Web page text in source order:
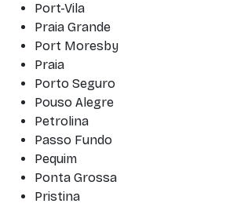
Port-Vila
Praia Grande
Port Moresby
Praia
Porto Seguro
Pouso Alegre
Petrolina
Passo Fundo
Pequim
Ponta Grossa
Pristina